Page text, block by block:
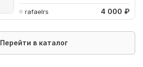
rafaelrs 4 000 ₽
Перейти в каталог